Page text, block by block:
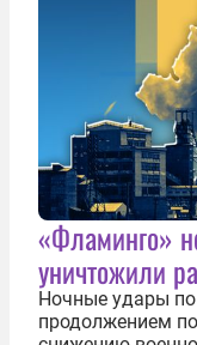
«Фламинго»
уничтожили
Ночные удары по
продолжением